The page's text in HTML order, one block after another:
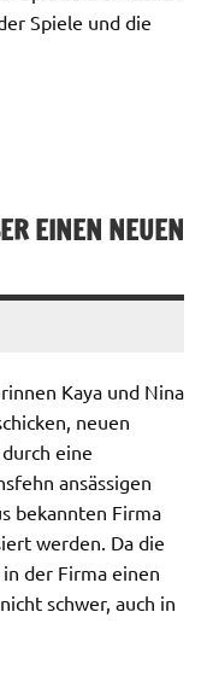
Spiele und die
EINEN NEUEN
Kaya und Nina
neuen
eine
ansässigen
bekannten Firma
werden. Da die
der Firma einen
schwer, auch in